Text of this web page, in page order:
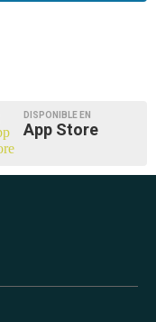
DISPONIBLE EN
App Store